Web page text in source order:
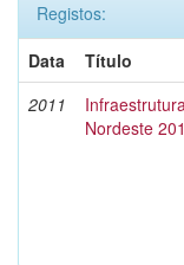
Registos:
Data
Título
2011
Nordeste